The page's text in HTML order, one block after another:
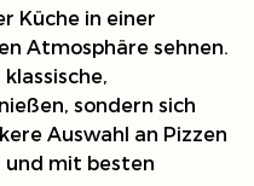
Küche in einer
Atmosphäre sehnen.
sondern sich
Auswahl an Pizzen
und mit besten